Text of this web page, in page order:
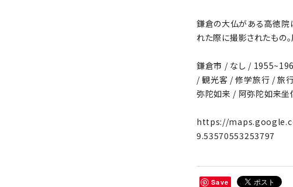
鎌倉の大仏がある高徳院
れた際に撮影されたもの
鎌倉市 / なし /
/ 観光客 / 修学旅行 / 旅
弥陀如来 / 阿弥陀如来
https://
9.53570553253797
Save